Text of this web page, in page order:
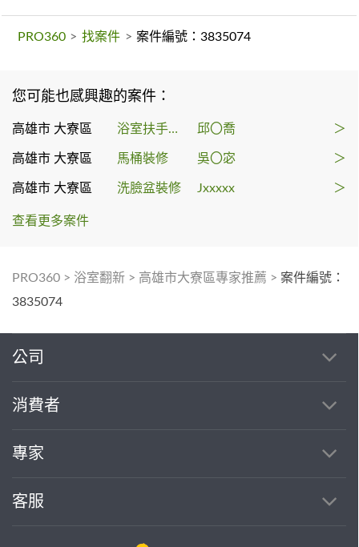
PRO360 > 找案件 > 案件編號：3835074
您可能也感興趣的案件：
高雄市 大寮區 浴室扶手安裝 邱〇喬 ＞
高雄市 大寮區 馬桶裝修 吳〇宓 ＞
高雄市 大寮區 洗臉盆裝修 Jxxxxx ＞
查看更多案件
PRO360 > 浴室翻新 > 高雄市大寮區專家推薦 > 案件編號：
3835074
公司
消費者
專家
客服